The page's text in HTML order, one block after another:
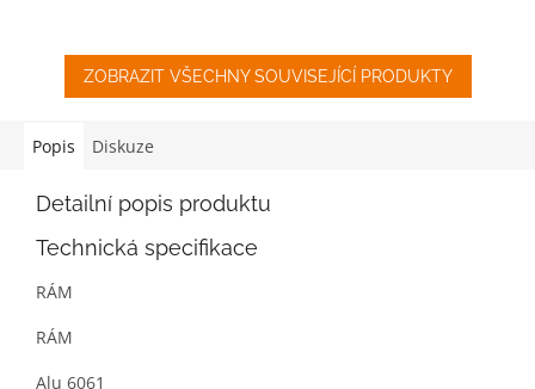
ZOBRAZIT VŠECHNY SOUVISEJÍCÍ PRODUKTY
Popis Diskuze
Detailní popis produktu
Technická specifikace
RÁM
RÁM
Alu 6061